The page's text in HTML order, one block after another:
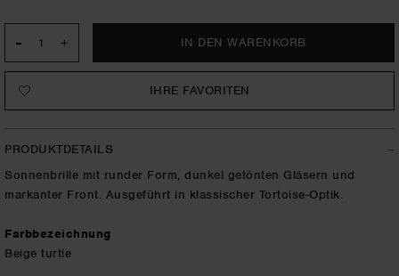
- +
IHRE FAVORITEN
PRODUKTDETAILS
Sonnenbrille mit runder Form, dunkel getönten Gläsern und
markanter Front. Ausgeführt in klassischer Tortoise-Optik.
Farbbezeichnung
Beige turtle